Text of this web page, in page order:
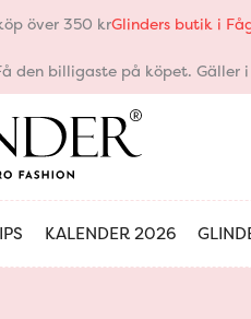
över 350 krGlinders butik i
den billigaste på köpet. Gäller
KALENDER 2026